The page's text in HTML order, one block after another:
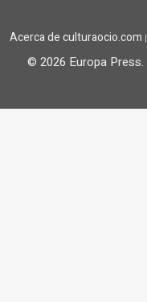
Acerca de culturaocio.com |
© 2026 Europa Press.